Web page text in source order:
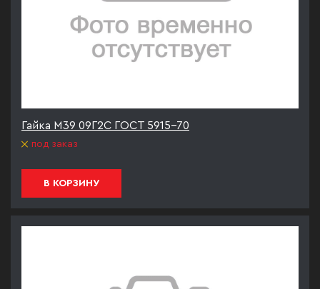
Гайка М39 09Г2С ГОСТ 5915-70
под заказ
В КОРЗИНУ